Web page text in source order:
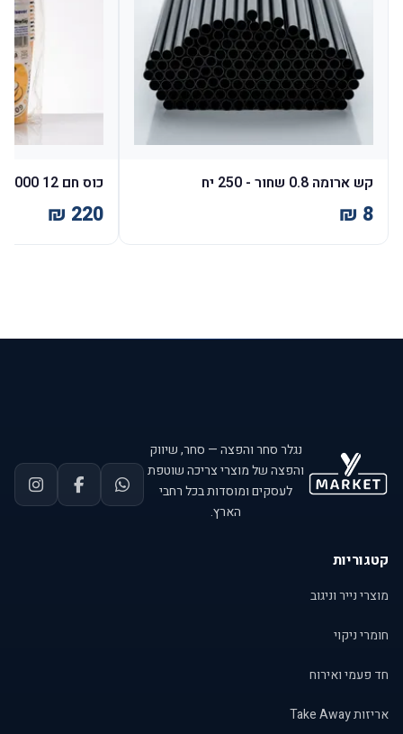
קש ארומה 0.8 שחור - 250 יח כוס חם 12 OZ - 1000 יח'
נגלר סחר והפצה — סחר, שיווק
והפצה של מוצרי צריכה שוטפת
לעסקים ומוסדות בכל רחבי
הארץ.
קטגוריות
מוצרי נייר וניגוב
חומרי ניקוי
חד פעמי ואירוח
אריזות Take Away